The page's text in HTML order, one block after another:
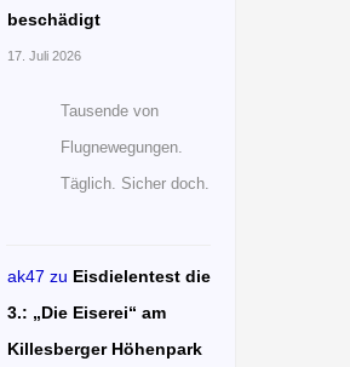
beschädigt
17. Juli 2026
Tausende von
Flugnewegungen.
Täglich. Sicher doch.
ak47 zu Eisdielentest die
3.: „Die Eiserei“ am
Killesberger Höhenpark